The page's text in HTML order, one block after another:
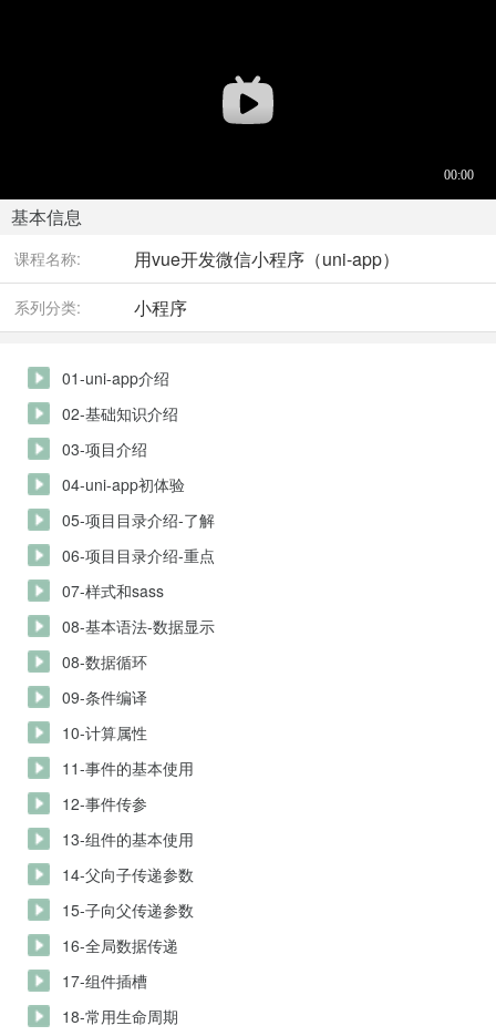
基本信息
课程名称: 用vue开发微信小程序（uni-app）
系列分类: 小程序
01-uni-app介绍
02-基础知识介绍
03-项目介绍
04-uni-app初体验
05-项目目录介绍-了解
06-项目目录介绍-重点
07-样式和sass
08-基本语法-数据显示
08-数据循环
09-条件编译
10-计算属性
11-事件的基本使用
12-事件传参
13-组件的基本使用
14-父向子传递参数
15-子向父传递参数
16-全局数据传递
17-组件插槽
18-常用生命周期